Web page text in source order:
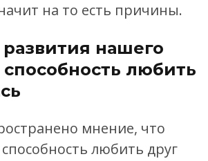
на то есть причины.
нашего
любить
мнение, что
любить друг